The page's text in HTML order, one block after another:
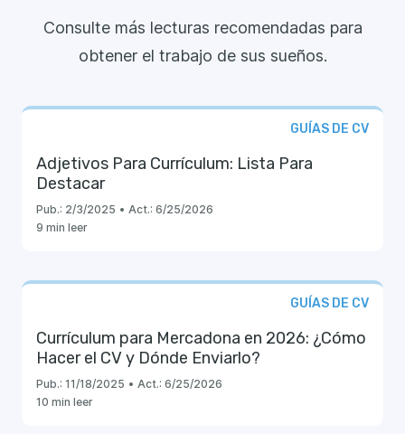
Consulte más lecturas recomendadas para
obtener el trabajo de sus sueños.
GUÍAS DE CV
Adjetivos Para Currículum: Lista Para
Destacar
Pub.: 2/3/2025 • Act.: 6/25/2026
9 min leer
GUÍAS DE CV
Currículum para Mercadona en 2026: ¿Cómo
Hacer el CV y Dónde Enviarlo?
Pub.: 11/18/2025 • Act.: 6/25/2026
10 min leer